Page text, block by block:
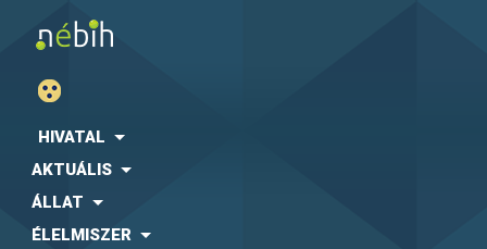
HIVATAL
AKTUÁLIS
ÁLLAT
ÉLELMISZER